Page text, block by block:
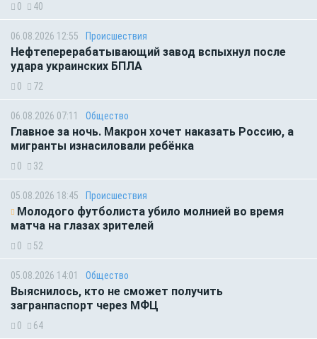
0 40
06.08.2026 12:55 Происшествия
Нефтеперерабатывающий завод вспыхнул после
удара украинских БПЛА
0 72
06.08.2026 07:11 Общество
Главное за ночь. Макрон хочет наказать Россию, а
мигранты изнасиловали ребёнка
0 32
05.08.2026 18:45 Происшествия
Молодого футболиста убило молнией во время
матча на глазах зрителей
0 52
05.08.2026 14:01 Общество
Выяснилось, кто не сможет получить
загранпаспорт через МФЦ
0 64